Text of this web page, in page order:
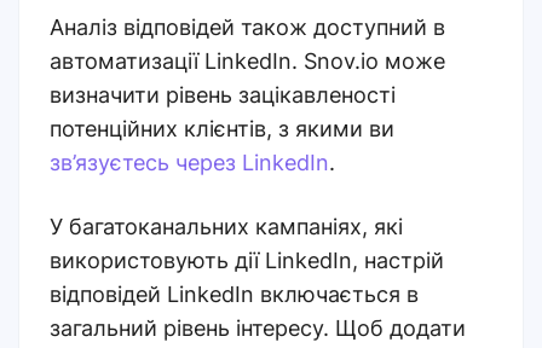
Аналіз відповідей також доступний в
автоматизації LinkedIn. Snov.io може
визначити рівень зацікавленості
потенційних клієнтів, з якими ви
зв’язуєтесь через LinkedIn.
У багатоканальних кампаніях, які
використовують дії LinkedIn, настрій
відповідей LinkedIn включається в
загальний рівень інтересу. Щоб додати